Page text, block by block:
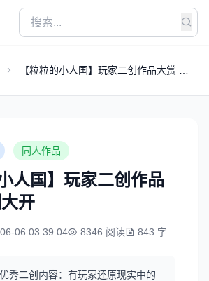
【粒粒的小人国】玩家二创作品大赏 脑
同人作品
人国】玩家二创作品
开
06 03:39:04 8346 阅读 843 字
秀二创内容：有玩家还原现实中的